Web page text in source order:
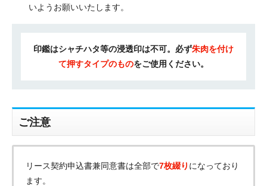
いようお願いいたします。
印鑑はシャチハタ等の浸透印は不可。必ず朱肉を付け
て押すタイプのものをご使用ください。
ご注意
リース契約申込書兼同意書は全部で7枚綴り になっており
ます。